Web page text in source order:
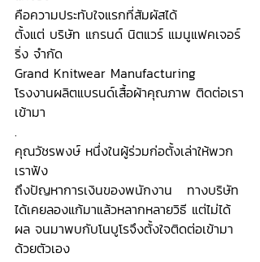
คือความประทับใจแรกที่สัมผัสได้
ตั้งแต่ บริษัท แกรนด์ นิตแวร์ แมนูแฟคเจอร์
ริ่ง จำกัด
Grand Knitwear Manufacturing
โรงงานผลิตแบรนด์เสื้อผ้าคุณภาพ ติดต่อเรา
เข้ามา
.
คุณวัชรพงษ์ หนึ่งในผู้ร่วมก่อตั้งเล่าให้พวก
เราฟัง
ถึงปัญหาการเงินของพนักงาน   ทางบริษัท
ได้เคยลองแก้มาแล้วหลากหลายวิธี แต่ไม่ได้
ผล จนมาพบกับโนบูโรจึงตั้งใจติดต่อเข้ามา
ด้วยตัวเอง